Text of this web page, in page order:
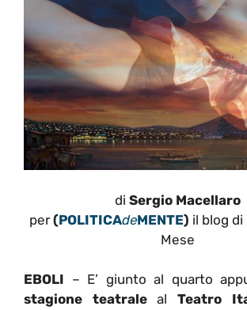
di Sergio Macellaro
per(POLITICAdeMENTE) il blog di
Mese
EBOLI – E’ giunto al quarto
stagione teatralealTeatro